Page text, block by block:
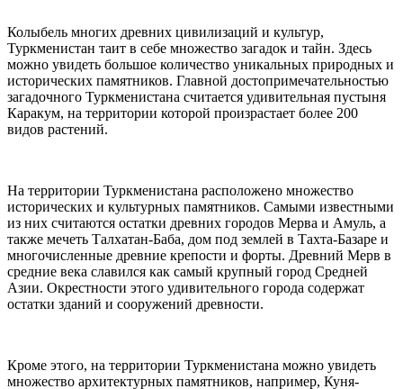
Колыбель многих древних цивилизаций и культур,
Туркменистан таит в себе множество загадок и тайн. Здесь
можно увидеть большое количество уникальных природных и
исторических памятников. Главной достопримечательностью
загадочного Туркменистана считается удивительная пустыня
Каракум, на территории которой произрастает более 200
видов растений.
На территории Туркменистана расположено множество
исторических и культурных памятников. Самыми известными
из них считаются остатки древних городов Мерва и Амуль, а
также мечеть Талхатан-Баба, дом под землей в Тахта-Базаре и
многочисленные древние крепости и форты. Древний Мерв в
средние века славился как самый крупный город Средней
Азии. Окрестности этого удивительного города содержат
остатки зданий и сооружений древности.
Кроме этого, на территории Туркменистана можно увидеть
множество архитектурных памятников, например, Куня-